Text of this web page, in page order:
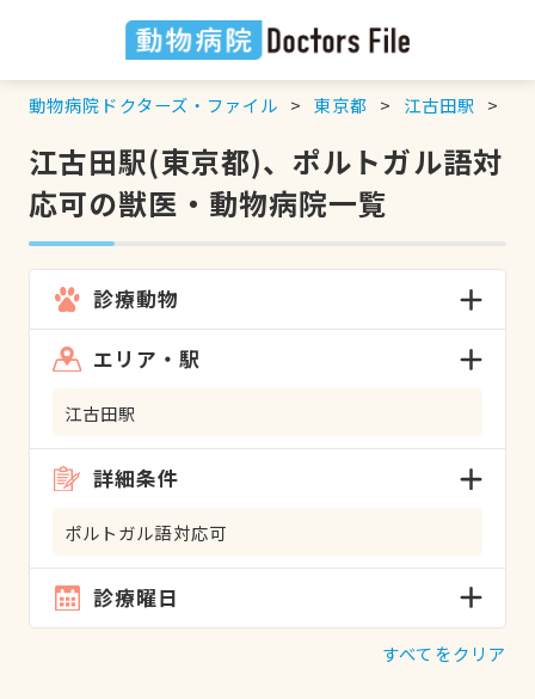
動物病院ドクターズ・ファイル 東京都 江古田駅
江古田駅(東京都)、ポルトガル語対
応可の獣医・動物病院一覧
診療動物
エリア・駅
江古田駅
詳細条件
ポルトガル語対応可
診療曜日
すべてをクリア